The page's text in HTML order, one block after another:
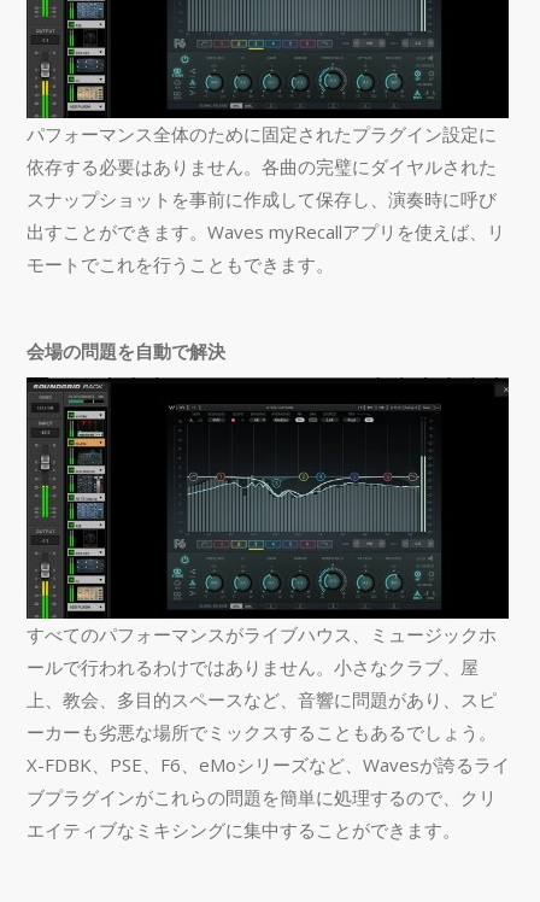
パフォーマンス全体のために固定されたプラグイン設定に
依存する必要はありません。各曲の完璧にダイヤルされた
スナップショットを事前に作成して保存し、演奏時に呼び
出すことができます。Waves myRecallアプリを使えば、リ
モートでこれを行うこともできます。
会場の問題を自動で解決
すべてのパフォーマンスがライブハウス、ミュージックホ
ールで行われるわけではありません。小さなクラブ、屋
上、教会、多目的スペースなど、音響に問題があり、スピ
ーカーも劣悪な場所でミックスすることもあるでしょう。
X-FDBK、PSE、F6、eMoシリーズなど、Wavesが誇るライ
ブプラグインがこれらの問題を簡単に処理するので、クリ
エイティブなミキシングに集中することができます。